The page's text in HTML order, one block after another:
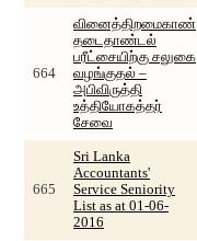
664
வினைத்திறமைகாண்
தடைதாண்டல்
பரீட்சையிற்கு சலுகை
வழங்குதல் –
அபிவிருத்தி
உத்தியோகத்தர்
சேவை
665
Sri Lanka
Accountants'
Service Seniority
List as at 01-06-
2016